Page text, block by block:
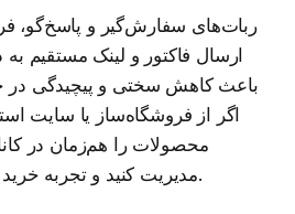
ربات‌های سفارش‌گیر و پاسخ‌گو،
ارسال فاکتور و لینک مستقیم
باعث کاهش سختی و پیچیدگی در
اگر از فروشگاه‌ساز یا سایت
محصولات را هم‌زمان در
مدیریت کنید و تجربه خرید حرفه‌ای‌تری ارائه دهید.